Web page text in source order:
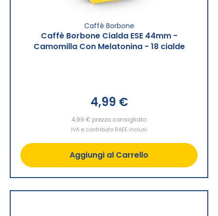
Caffè Borbone
Caffè Borbone Cialda ESE 44mm -
Camomilla Con Melatonina - 18 cialde
4,99 €
4,99 € prezzo consigliato
IVA e contributo RAEE inclusi
Aggiungi al Carrello